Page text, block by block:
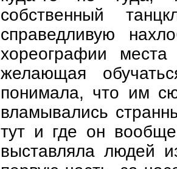
собственный
справедливую
хореографии
желающая
понимала, что им
вламывались
тут и где он
выставляла людей